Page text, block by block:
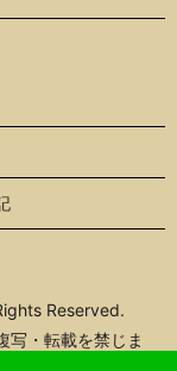
Reserved.
写・転載を禁じま